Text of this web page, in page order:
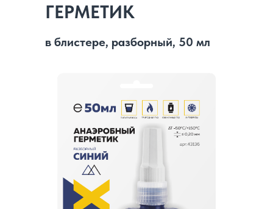
ГЕРМЕТИК
в блистере, разборный, 50 мл